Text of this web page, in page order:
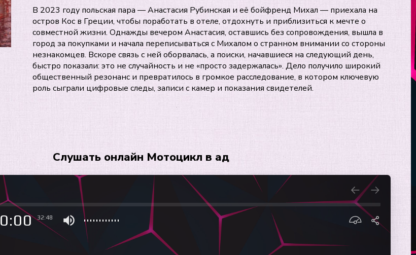
В 2023 году польская пара — Анастасия Рубинская и её бойфренд Михал — приехала на
остров Кос в Греции, чтобы поработать в отеле, отдохнуть и приблизиться к мечте о
совместной жизни. Однажды вечером Анастасия, оставшись без сопровождения, вышла в
город за покупками и начала переписываться с Михалом о странном внимании со стороны
незнакомцев. Вскоре связь с ней оборвалась, а поиски, начавшиеся на следующий день,
быстро показали: это не случайность и не «просто задержалась». Дело получило широкий
общественный резонанс и превратилось в громкое расследование, в котором ключевую
роль сыграли цифровые следы, записи с камер и показания свидетелей.
Слушать онлайн Мотоцикл в ад
0:00 32:48